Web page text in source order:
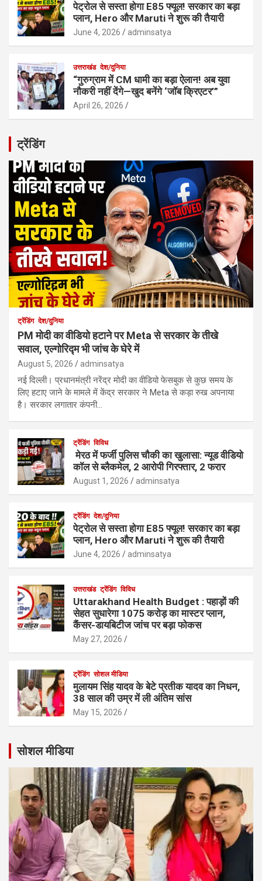
पेट्रोल से सस्ता होगा E85 फ्यूल! सरकार का बड़ा
प्लान, Hero और Maruti ने शुरू की तैयारी
June 4, 2026 adminsatya
उत्तराखंड देश/दुनिया
“गुरुग्राम में CM धामी का बड़ा ऐलान! अब युवा
नौकरी नहीं देंगे—खुद बनेंगे ‘जॉब क्रिएटर’”
April 26, 2026
ट्रेंडिंग
ट्रेंडिंग देश/दुनिया
PM मोदी का वीडियो हटाने पर Meta से सरकार के तीखे
सवाल, एल्गोरिद्म भी जांच के घेरे में
August 5, 2026 adminsatya
नई दिल्ली। प्रधानमंत्री नरेंद्र मोदी का वीडियो फेसबुक से कुछ समय के
लिए हटाए जाने के मामले में केंद्र सरकार ने Meta से कड़ा रुख अपनाया
है। सरकार लगातार कंपनी…
ट्रेंडिंग विविध
मेरठ में फर्जी पुलिस चौकी का खुलासा: न्यूड वीडियो
कॉल से ब्लैकमेल, 2 आरोपी गिरफ्तार, 2 फरार
August 1, 2026 adminsatya
ट्रेंडिंग देश/दुनिया
पेट्रोल से सस्ता होगा E85 फ्यूल! सरकार का बड़ा
प्लान, Hero और Maruti ने शुरू की तैयारी
June 4, 2026 adminsatya
उत्तराखंड ट्रेंडिंग विविध
Uttarakhand Health Budget : पहाड़ों की
सेहत सुधारेगा 1075 करोड़ का मास्टर प्लान,
कैंसर-डायबिटीज जांच पर बड़ा फोकस
May 27, 2026
ट्रेंडिंग सोशल मीडिया
मुलायम सिंह यादव के बेटे प्रतीक यादव का निधन,
38 साल की उम्र में ली अंतिम सांस
May 15, 2026
सोशल मीडिया